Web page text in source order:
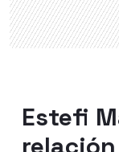
Estefi